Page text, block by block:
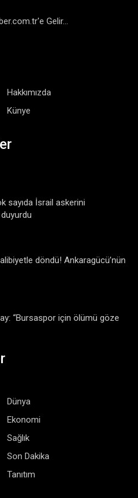
Gelir...
Hakkımızda
Künye
sayıda İsrail askerini
duyurdu
döndü! Ankaragücü’nün
“Bursaspor için ölümü göze
Dünya
Ekonomi
Sağlık
Son Dakika
Tanıtım